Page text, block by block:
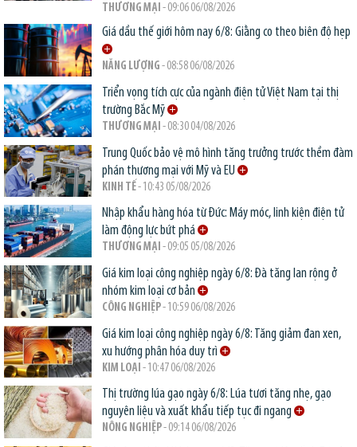
THƯƠNG MẠI - 09:06 06/08/2026
Giá dầu thế giới hôm nay 6/8: Giằng co theo biên độ hẹp
NĂNG LƯỢNG - 08:58 06/08/2026
Triển vọng tích cực của ngành điện tử Việt Nam tại thị
trường Bắc Mỹ
THƯƠNG MẠI - 08:30 04/08/2026
Trung Quốc bảo vệ mô hình tăng trưởng trước thềm đàm
phán thương mại với Mỹ và EU
KINH TẾ- 10:43 05/08/2026
Nhập khẩu hàng hóa từ Đức: Máy móc, linh kiện điện tử
làm động lực bứt phá
THƯƠNG MẠI - 09:05 05/08/2026
Giá kim loại công nghiệp ngày 6/8: Đà tăng lan rộng ở
nhóm kim loại cơ bản
CÔNG NGHIỆP- 10:59 06/08/2026
Giá kim loại công nghiệp ngày 6/8: Tăng giảm đan xen,
xu hướng phân hóa duy trì
KIM LOẠI - 10:47 06/08/2026
Thị trường lúa gạo ngày 6/8: Lúa tươi tăng nhẹ, gạo
nguyên liệu và xuất khẩu tiếp tục đi ngang
NÔNG NGHIỆP- 09:14 06/08/2026